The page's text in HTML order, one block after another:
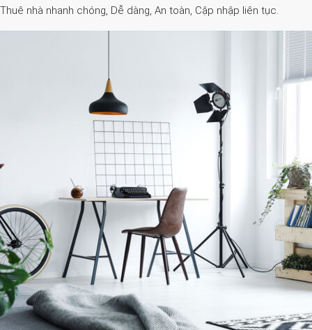
Thuê nhà nhanh chóng, Dễ dàng, An toàn, Cập nhập liên tục.